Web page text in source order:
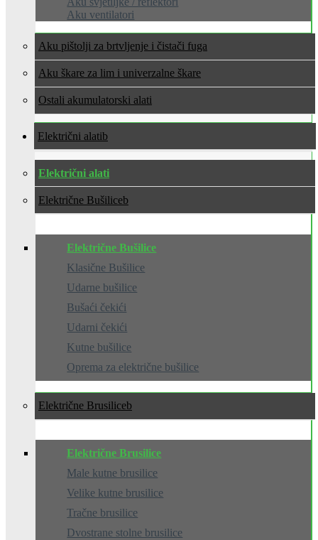
Aku ventilatori
Aku pištolji za brtvljenje i čistači fuga
Aku škare za lim i univerzalne škare
Ostali akumulatorski alati
Električni alati
Električni alati
Električne Bušilice
Električne Bušilice
Klasične Bušilice
Udarne bušilice
Bušaći čekići
Udarni čekići
Kutne bušilice
Oprema za električne bušilice
Električne Brusilice
Električne Brusilice
Male kutne brusilice
Velike kutne brusilice
Tračne brusilice
Dvostrane stolne brusilice